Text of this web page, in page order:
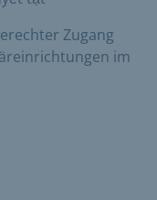
Zugang
im